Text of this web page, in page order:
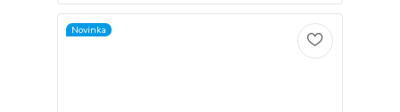
Novinka